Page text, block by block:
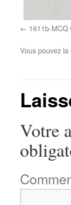
1611b-MCQ
Vous pouvez
Votre